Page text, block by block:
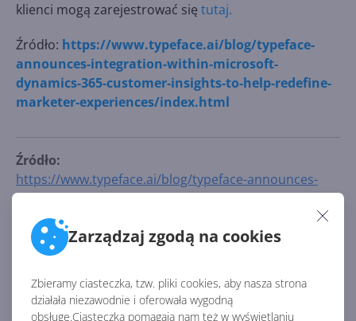
Zarządzaj zgodą na cookies
Zbieramy ciasteczka, tzw. pliki cookies, aby nasza strona
działała niezawodnie i oferowała wygodną
obsługę.Ciasteczka pomagają nam też w wyświetlaniu
klienci mogą zarejestrować się tutaj.
Źródło: https://www.typeface.ai/blog/typeface-
announces-integration-within-microsoft-
dynamics-365-customer-insights-to-help-redefine-
marketer-experiences/index.html
Źródło:
https://www.typeface.ai/blog/typeface-announces-
integration-within-microsoft-dynamics-365-customer-
insights-to-help-redefine-marketer-
experiences/index.html
AKTUALNOŚCI Z KATEGORII